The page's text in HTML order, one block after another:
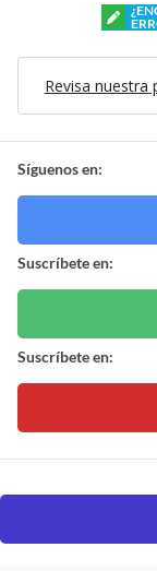
Revisa nuestra
Síguenos en:
Suscríbete en:
Suscríbete en: